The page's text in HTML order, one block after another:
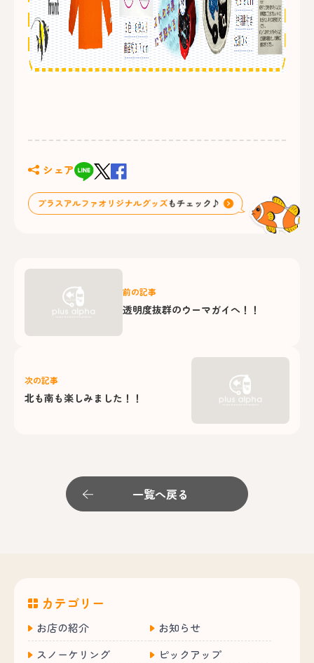
シェア
前の記事
透明度抜群のウーマガイへ！！
次の記事
北も南も楽しみました！！
一覧へ戻る
カテゴリー
お店の紹介
お知らせ
スノーケリング
ピックアップ